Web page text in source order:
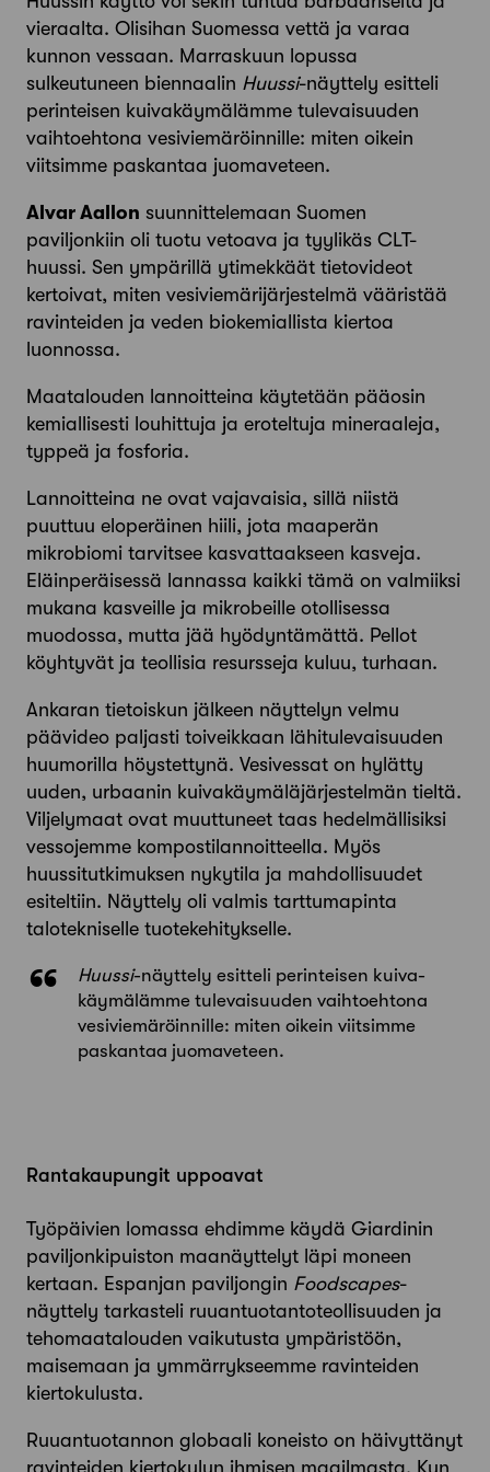
vieraalta. Olisihan Suomessa vettä ja varaa
kunnon vessaan. Marraskuun lopussa
sulkeutuneen biennaalin Huussi-näyttely esitteli
perinteisen kuiva­käymälämme tulevaisuuden
vaihtoehtona vesiviemäröinnille: miten oikein
viitsimme paskantaa juomaveteen.
Alvar Aallon suunnittelemaan Suomen
paviljonkiin oli tuotu vetoava ja tyylikäs CLT-
huussi. Sen ympärillä ytimekkäät tietovideot
kertoivat, miten vesiviemärijärjestelmä vääristää
ravinteiden ja veden biokemiallista kiertoa
luonnossa.
Maatalouden lannoitteina käytetään pääosin
kemiallisesti louhittuja ja eroteltuja mineraaleja,
typpeä ja fosforia.
Lannoitteina ne ovat vajavaisia, sillä niistä
puuttuu eloperäinen hiili, jota maa­perän
mikrobiomi tarvitsee kasvattaakseen kasveja.
Eläinperäisessä lannassa kaikki tämä on valmiiksi
mukana kasveille ja mikrobeille otollisessa
muodossa, mutta jää hyödyntämättä. Pellot
köyhtyvät ja teollisia resursseja kuluu, turhaan.
Ankaran tietoiskun jälkeen näyttelyn velmu
päävideo paljasti toiveikkaan lähitulevaisuuden
huumorilla höystettynä. Vesivessat on hylätty
uuden, urbaanin kuivakäymäläjärjestelmän tieltä.
Viljelymaat ovat muuttuneet taas hedelmällisiksi
vessojemme kompostilannoitteella. Myös
huussitutkimuksen nykytila ja mahdollisuudet
esiteltiin. Näyttely oli valmis tarttumapinta
talotekniselle tuotekehitykselle.
Huussi-näyttely esitteli perinteisen kuiva­
käymälämme tulevaisuuden vaihtoehtona
vesiviemäröinnille: miten oikein viitsimme
paskantaa juomaveteen.
Rantakaupungit uppoavat
Työpäivien lomassa ehdimme käydä Giardinin
paviljonkipuiston maanäyttelyt läpi moneen
kertaan. Espanjan paviljongin Foodscapes-
näyttely tarkasteli ruuantuotantoteollisuuden ja
tehomaatalouden vaikutusta ympäristöön,
maisemaan ja ymmärrykseemme ravinteiden
kiertokulusta.
Ruuantuotannon globaali koneisto on häivyttänyt
ravinteiden kiertokulun ihmisen maailmasta. Kun